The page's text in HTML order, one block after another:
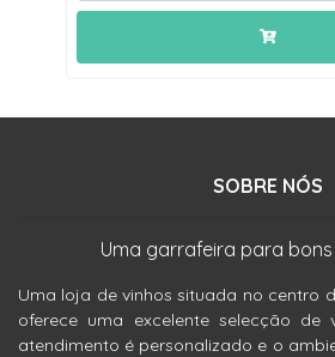
SOBRE NÓS
Uma garrafeira para
Uma loja de vinhos situada no centro
oferece uma excelente selecção de
atendimento é personalizado e o